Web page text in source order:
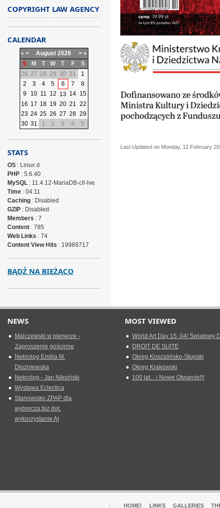
Last Updated on Monday, 12 February
COPYRIGHT LAW AGENCY
CALENDAR
« < August 2026 > »
S
M T W T F
S
26 27 28 29 30 31
1
2
3 4 5 6 7
8
9
10 11 12 13 14 15
16 17 18 19 20 21 22
23 24 25 26 27 28 29
30 31 1 2 3 4 5
STATS
OS: Linux d
PHP: 5.6.40
MySQL: 11.4.12-MariaDB-cll-lve
Time: 04:11
Caching: Disabled
GZIP: Disabled
Members : 7
Content: 785
Web Links : 74
Content View Hits : 19989717
BĄDŹ NA BIEŻĄCO
NEWS
Malczewski w plenerze -
Zaproszenie gościnne
Nekrolog Emilia M.
Dłużniewska
Nekrolog - Jan Niksiński
Wystawa Eclectica
Stanowisko ZPAP dla
wyborcza.biz dot.
wykorzystanie AI
MOST VIEWED
World Art Day 15 .04/ Światowy
DROIT DE SUITE
Okreg Koszalińsko-Słupski
Okręg Krakowski
100 lat... i Nowe Otwarcie!!!
HOME! LINKS GALLERIES